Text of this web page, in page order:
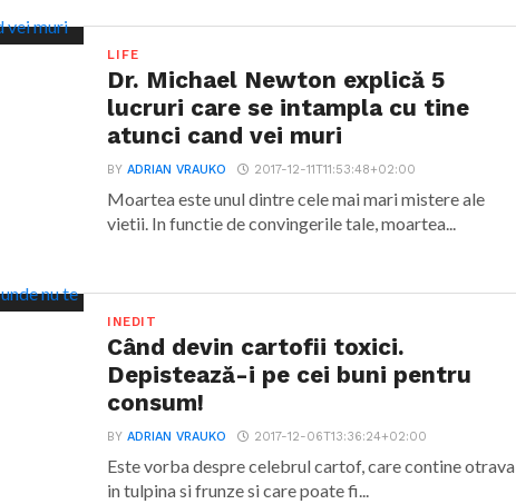
LIFE
Dr. Michael Newton explică 5
lucruri care se intampla cu tine
atunci cand vei muri
BYADRIAN VRAUKO 2017-12-11T11:53:48+02:00
Moartea este unul dintre cele mai mari mistere ale
vietii. In functie de convingerile tale, moartea...
INEDIT
Când devin cartofii toxici.
Depistează-i pe cei buni pentru
consum!
BYADRIAN VRAUKO 2017-12-06T13:36:24+02:00
Este vorba despre celebrul cartof, care contine otrava
in tulpina si frunze si care poate fi...